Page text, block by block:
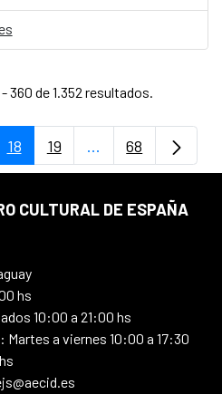
360 de 1.352 resultados.
Use TAB para
Página
18 Página
19 ...PáginasPágina
68
CULTURAL DE ESPAÑA
hs
10:00 a 21:00 hs
a viernes 10:00 a 17:30